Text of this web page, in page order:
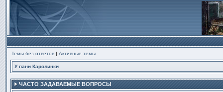
Темы без ответов | Активные темы
У пани Каролинки
ЧАСТО ЗАДАВАЕМЫЕ ВОПРОСЫ